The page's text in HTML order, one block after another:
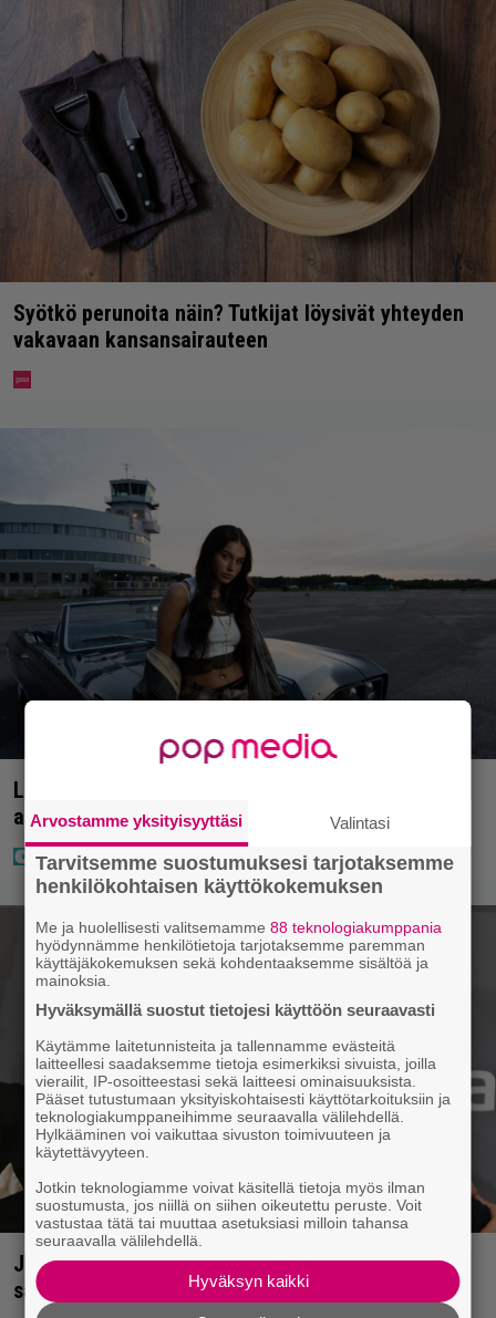
Syötkö perunoita näin? Tutkijat löysivät yhteyden
vakavaan kansansairauteen
Laulaja Mirellan rantakuvat ovat täynnä lomaa,
aurinkoa ja iloa
Jani Sieviseltä harvinainen kuva – ”Kaikki lapset
samaan aikaan”
Arvostamme yksityisyyttäsi Valintasi
Tarvitsemme suostumuksesi tarjotaksemme
henkilökohtaisen käyttökokemuksen
Me ja huolellisesti valitsemamme88 teknologiakumppania
hyödynnämme henkilötietoja tarjotaksemme paremman
käyttäjäkokemuksen sekä kohdentaaksemme sisältöä ja
mainoksia.
Hyväksymällä suostut tietojesi käyttöön seuraavasti
Käytämme laitetunnisteita ja tallennamme evästeitä
laitteellesi saadaksemme tietoja esimerkiksi sivuista, joilla
vierailit, IP-osoitteestasi sekä laitteesi ominaisuuksista.
Pääset tutustumaan yksityiskohtaisesti käyttötarkoituksiin ja
teknologiakumppaneihimme seuraavalla välilehdellä.
Hylkääminen voi vaikuttaa sivuston toimivuuteen ja
käytettävyyteen.
Jotkin teknologiamme voivat käsitellä tietoja myös ilman
suostumusta, jos niillä on siihen oikeutettu peruste. Voit
vastustaa tätä tai muuttaa asetuksiasi milloin tahansa
seuraavalla välilehdellä.
Hyväksyn kaikki